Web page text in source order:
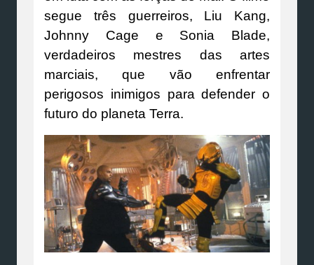
segue três guerreiros, Liu Kang,
Johnny Cage e Sonia Blade,
verdadeiros mestres das artes
marciais, que vão enfrentar
perigosos inimigos para defender o
futuro do planeta Terra.